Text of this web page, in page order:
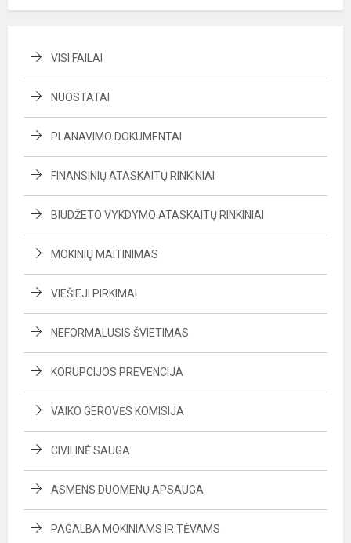
VISI FAILAI
NUOSTATAI
PLANAVIMO DOKUMENTAI
FINANSINIŲ ATASKAITŲ RINKINIAI
BIUDŽETO VYKDYMO ATASKAITŲ RINKINIAI
MOKINIŲ MAITINIMAS
VIEŠIEJI PIRKIMAI
NEFORMALUSIS ŠVIETIMAS
KORUPCIJOS PREVENCIJA
VAIKO GEROVĖS KOMISIJA
CIVILINĖ SAUGA
ASMENS DUOMENŲ APSAUGA
PAGALBA MOKINIAMS IR TĖVAMS